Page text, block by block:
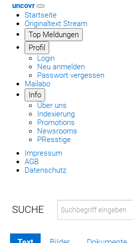
uncovr
Startseite
Originaltext Stream
Top Meldungen
Profil
Login
Neu anmelden
Passwort vergessen
Mailabo
Info
Über uns
Indexierung
Promotions
Newsrooms
PResstige
Impressum
AGB
Datenschutz